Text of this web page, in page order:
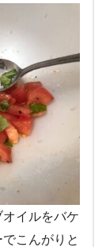
イルをバケ
こんがりと